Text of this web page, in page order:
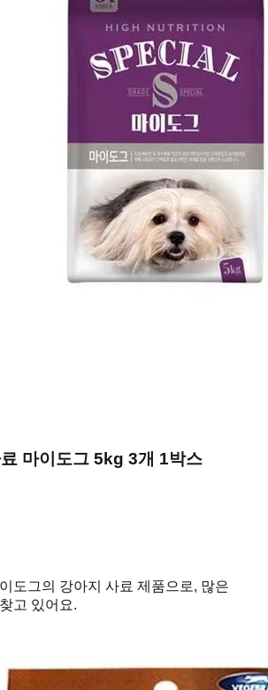
마이도그 5kg 3개 1박스
도그의 강아지 사료 제품으로, 많은
고 있어요.